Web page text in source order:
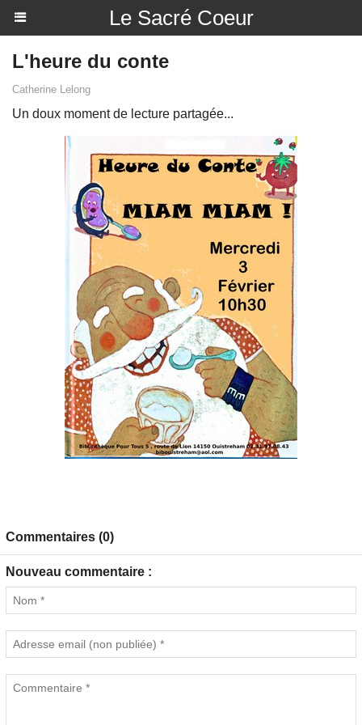
Le Sacré Coeur
L'heure du conte
Catherine Lelong
Un doux moment de lecture partagée...
Commentaires (0)
Nouveau commentaire :